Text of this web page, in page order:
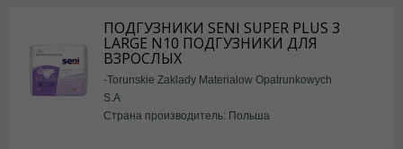
ПОДГУЗНИКИ SENI SUPER PLUS 3
LARGE N10 ПОДГУЗНИКИ ДЛЯ
ВЗРОСЛЫХ
-Torunskie Zaklady Materialow Opatrunkowych
S.A
Страна производитель: Польша